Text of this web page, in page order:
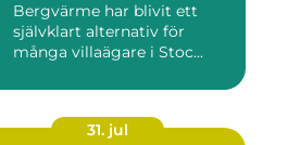
Bergvärme har blivit ett
självklart alternativ för
många villaägare i Stoc...
31. jul